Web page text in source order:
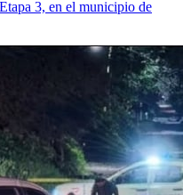
3, en el municipio de